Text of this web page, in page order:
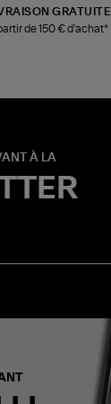
GRATUITE
de 150 € d'achat*
À LA